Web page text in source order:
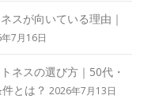
スが向いている理由｜
7月16日
ネスの選び方｜50代・
とは？ 2026年7月13日